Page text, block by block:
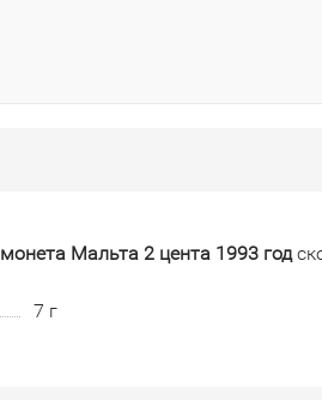
монета Мальта 2 цента 1993 год
7 г